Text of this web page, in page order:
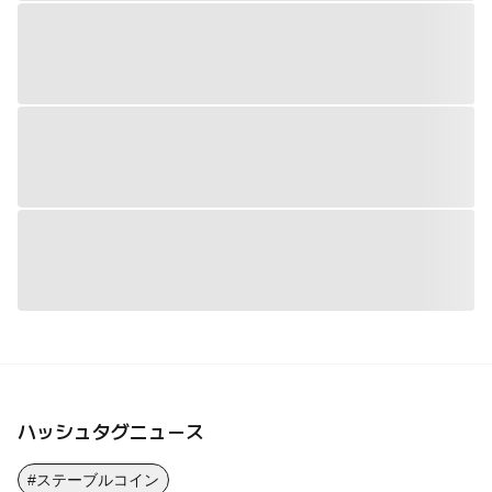
ハッシュタグニュース
#ステーブルコイン